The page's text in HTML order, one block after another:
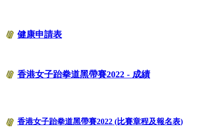
健康申請表
香港女子跆拳道黑帶賽2022 - 成績
香港女子跆拳道黑帶賽2022 (比賽章程及報名表)